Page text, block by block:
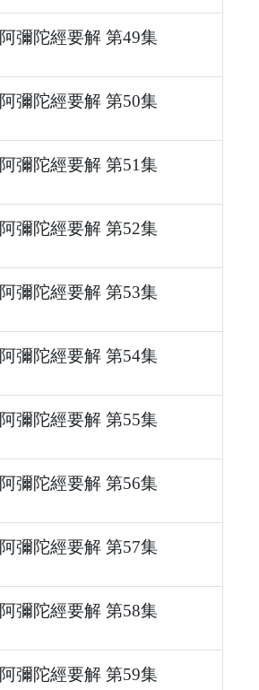
阿彌陀經要解 第49集
阿彌陀經要解 第50集
阿彌陀經要解 第51集
阿彌陀經要解 第52集
阿彌陀經要解 第53集
阿彌陀經要解 第54集
阿彌陀經要解 第55集
阿彌陀經要解 第56集
阿彌陀經要解 第57集
阿彌陀經要解 第58集
阿彌陀經要解 第59集